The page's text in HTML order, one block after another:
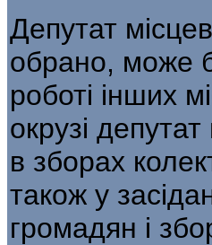
Депутат
обрано, може
роботі інших
окрузі
в зборах
також у
громадян і